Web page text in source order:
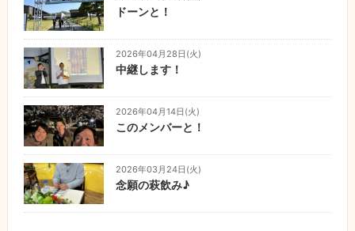
ドーンと！
2026年04月28日(火)
中継します！
2026年04月14日(火)
このメンバーと！
2026年03月24日(火)
念願の萩飲み♪